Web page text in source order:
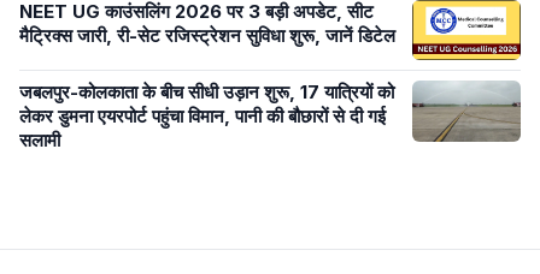
NEET UG काउंसलिंग 2026 पर 3 बड़ी अपडेट, सीट
मैट्रिक्स जारी, री-सेट रजिस्ट्रेशन सुविधा शुरू, जानें डिटेल
जबलपुर-कोलकाता के बीच सीधी उड़ान शुरू, 17 यात्रियों को
लेकर डुमना एयरपोर्ट पहुंचा विमान, पानी की बौछारों से दी गई
सलामी